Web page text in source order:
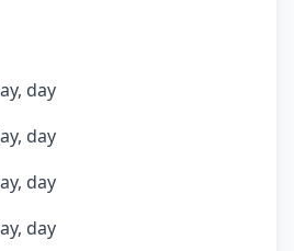
day
day
day
day